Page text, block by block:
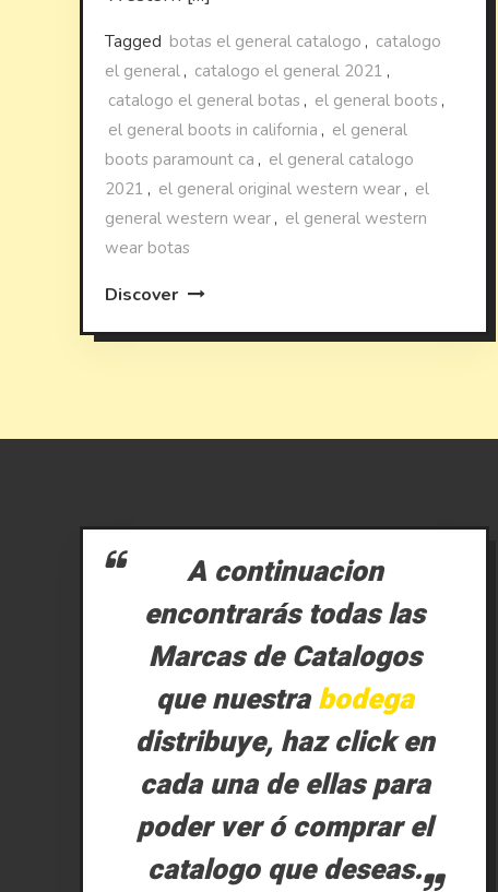
Tagged botas el general catalogo , catalogo
el general , catalogo el general 2021 ,
catalogo el general botas , el general boots ,
el general boots in california , el general
boots paramount ca , el general catalogo
2021 , el general original western wear , el
general western wear , el general western
wear botas
Discover
A continuacion
encontrarás todas las
Marcas de Catalogos
que nuestrabodega
distribuye, haz click en
cada una de ellas para
poder ver ó comprar el
catalogo que deseas.